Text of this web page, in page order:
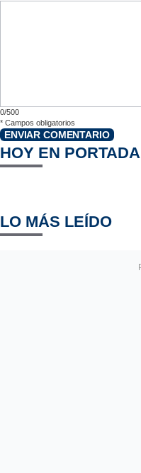
0/500
* Campos obligatorios
ENVIAR COMENTARIO
HOY EN PORTADA
LO MÁS LEÍDO